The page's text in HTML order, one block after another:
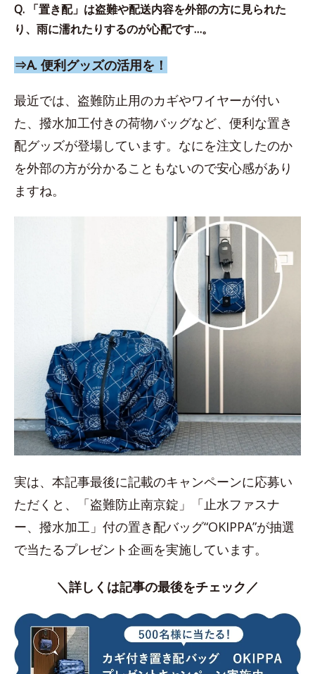
Q. 「置き配」は盗難や配送内容を外部の方に見られた
り、雨に濡れたりするのが心配です…。
⇒A. 便利グッズの活用を！
最近では、盗難防止用のカギやワイヤーが付い
た、撥水加工付きの荷物バッグなど、便利な置き
配グッズが登場しています。なにを注文したのか
を外部の方が分かることもないので安心感があり
ますね。
実は、本記事最後に記載のキャンペーンに応募い
ただくと、「盗難防止南京錠」「止水ファスナ
ー、撥水加工」付の置き配バッグ“OKIPPA”が抽選
で当たるプレゼント企画を実施しています。
＼詳しくは記事の最後をチェック／